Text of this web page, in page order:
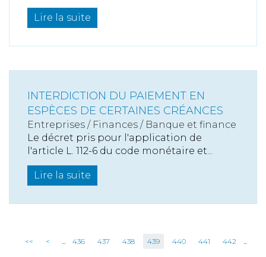
Lire la suite
INTERDICTION DU PAIEMENT EN
ESPÈCES DE CERTAINES CRÉANCES
Entreprises / Finances / Banque et finance
Le décret pris pour l'application de
l'article L. 112-6 du code monétaire et...
Lire la suite
<< < ... 436 437 438 439 440 441 442 ...